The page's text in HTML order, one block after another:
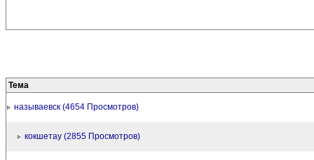
Тема
называевск (4654 Просмотров)
кокшетау (2855 Просмотров)